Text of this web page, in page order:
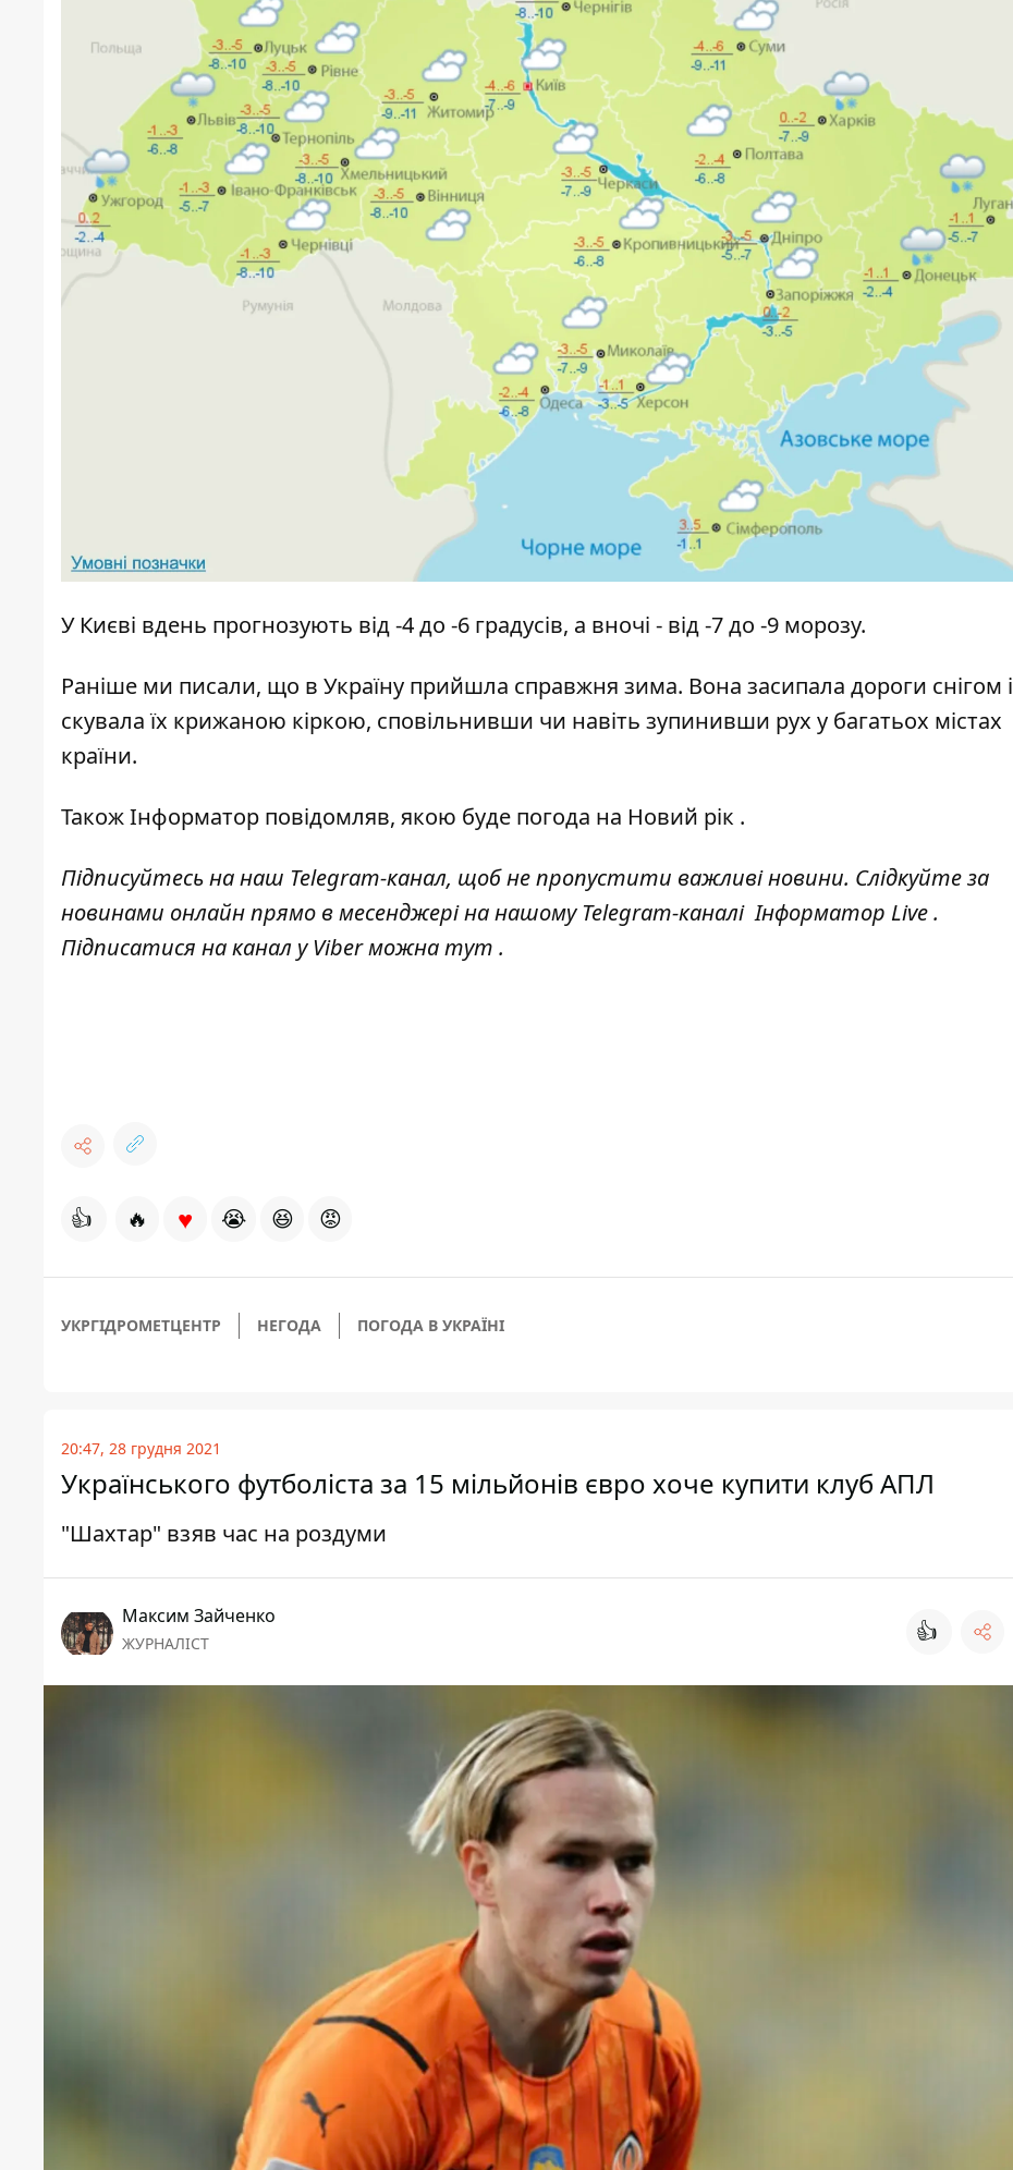
У Києві вдень прогнозують від -4 до -6 градусів, а вночі - від -7 до -9 морозу.
Раніше ми писали, що в Україну прийшла справжня зима. Вона засипала дороги снігом і
скувала їх крижаною кіркою, сповільнивши чи навіть зупинивши рух у багатьох містах
країни.
Також Інформатор повідомляв, якою буде погода на Новий рік .
Підписуйтесь на наш Telegram-канал, щоб не пропустити важливі новини. Слідкуйте за
новинами онлайн прямо в месенджері на нашому Telegram-каналіІнформатор Live.
Підписатися на канал у Viber можнатут .
👍 🔥 ♥ 😭 😆 😡
УКРГІДРОМЕТЦЕНТР НЕГОДА ПОГОДА В УКРАЇНІ
20:47, 28 грудня 2021
Українського футболіста за 15 мільйонів євро хоче купити клуб АПЛ
"Шахтар" взяв час на роздуми
Максим Зайченко
ЖУРНАЛІСТ 👍